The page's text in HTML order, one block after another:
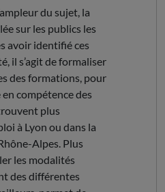
du sujet, la
sur les publics les
avoir identifié ces
il s’agit de formaliser
des formations, pour
compétence des
plus
à Lyon ou dans la
Alpes. Plus
les modalités
des différentes